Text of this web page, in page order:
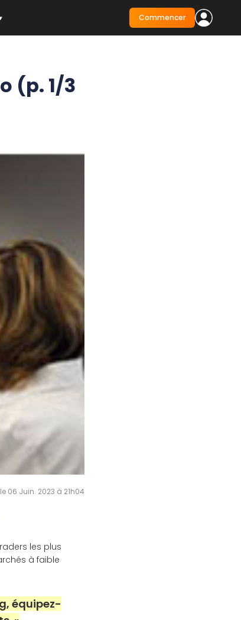
Commencer
(p. 1/3
06 Juin. 2023 à 21h04
les plus
à faible
équipez-